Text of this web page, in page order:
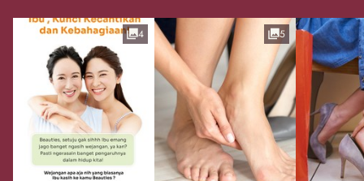
4 5